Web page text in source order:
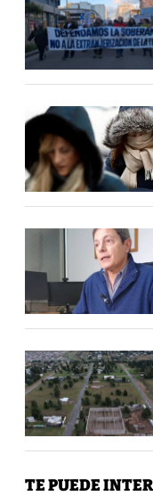
TE PUEDE